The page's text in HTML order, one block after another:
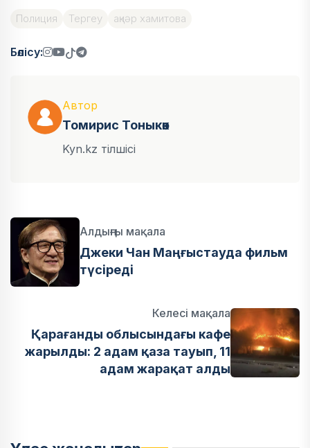
Полиция Тергеу ақнәр хамитова
Бөлісу:
Автор
Томирис Тоныкөк
Kyn.kz тілшісі
Алдыңғы мақала
Джеки Чан Маңғыстауда фильм
түсіреді
Келесі мақала
Қарағанды облысындағы кафе
жарылды: 2 адам қаза тауып, 11
адам жарақат алды